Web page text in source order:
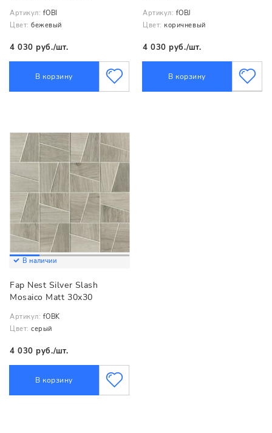
Артикул: fOBI
Цвет: бежевый
4 030 руб./шт.
В корзину
Артикул: fOBJ
Цвет: коричневый
4 030 руб./шт.
В корзину
В наличии
Fap Nest Silver Slash
Mosaico Matt 30x30
Артикул: fOBK
Цвет: серый
4 030 руб./шт.
В корзину